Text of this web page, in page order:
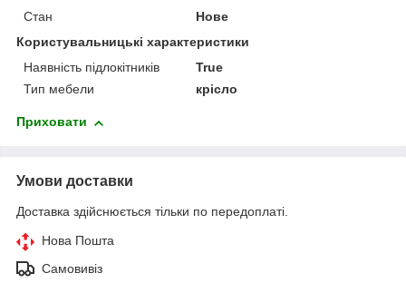
Стан
Нове
Користувальницькі характеристики
Наявність підлокітників
True
Тип мебели
крісло
Приховати
Умови доставки
Доставка здійснюється тільки по передоплаті.
Нова Пошта
Самовивіз